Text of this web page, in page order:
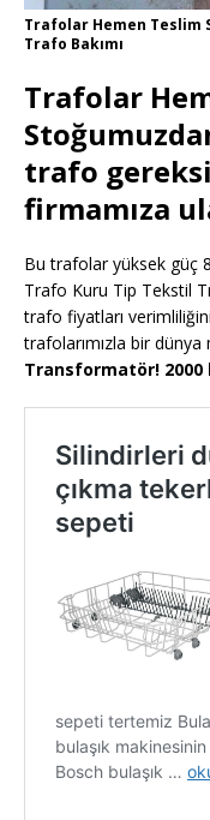
Trafolar Hemen Teslim
Trafo Bakımı
Trafolar
trafo
firmamıza
Bu trafolar yüksek güç
Trafo Kuru Tip Tekstil
trafo fiyatları
trafolarımızla bir dünya
Transformatör!